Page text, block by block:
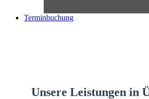
Terminbuchung
Unsere Leistungen in